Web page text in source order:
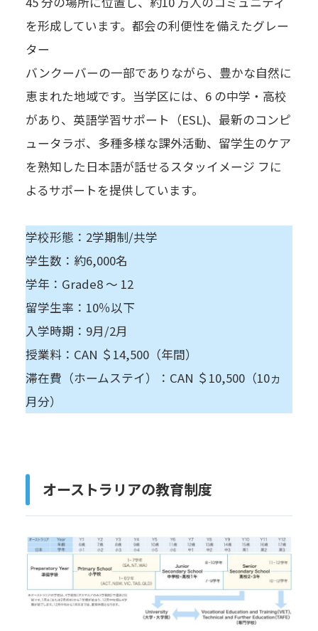
を形成しています。都会の利便性を備えたグレー
ター
バンクーバーの一部でありながら、豊かな自然に
恵まれた地域です。当学区には、6 の中学・高校
があり、英語学習サポート（ESL)、最新のコンピ
ュータラボ、多種多様な課外活動、留学生のケア
を熟知した日本語が話せるスタッイメージ フに
よるサポートを提供しています。
学校形態：2学期制/共学
学生数：約6,000名
学年：Grade8 ～ 12
留学生率：10％以下
入学時期：9月/2月
授業料：CAN ＄14,500（年間）
滞在費（ホームステイ）：CAN ＄10,500（10ヵ
月分）
オーストラリアの教育制度